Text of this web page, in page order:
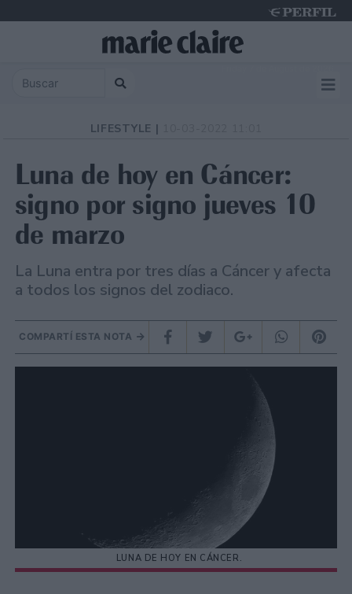
LIFESTYLE |
Luna de hoy en Cáncer:
signo por signo jueves 10
de marzo
La Luna entra por tres días a Cáncer y afecta
a todos los signos del zodiaco.
COMPARTÍ ESTA NOTA
LUNA DE HOY EN CÁNCER.